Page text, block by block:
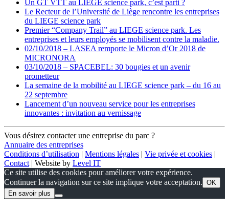
Un GT VTT au LIEGE science park, c’est parti ?
Le Recteur de l’Université de Liège rencontre les entreprises
du LIEGE science park
Premier “Company Trail” au LIEGE science park. Les
entreprises et leurs employés se mobilisent contre la maladie.
02/10/2018 – LASEA remporte le Micron d’Or 2018 de
MICRONORA
03/10/2018 – SPACEBEL: 30 bougies et un avenir
prometteur
La semaine de la mobilité au LIEGE science park – du 16 au
22 septembre
Lancement d’un nouveau service pour les entreprises
innovantes : invitation au vernissage
Vous désirez contacter une entreprise du parc ?
Annuaire des entreprises
Conditions d’utilisation | Mentions légales | Vie privée et cookies |
Contact | Website by Level IT
Ce site utilise des cookies pour améliorer votre expérience.
Continuer la navigation sur ce site implique votre acceptation. OK
En savoir plus